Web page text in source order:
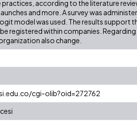
according to the literature
and more. A survey was
model was used. The results support
registered within companies.
also change.
cgi-olib?oid=272762